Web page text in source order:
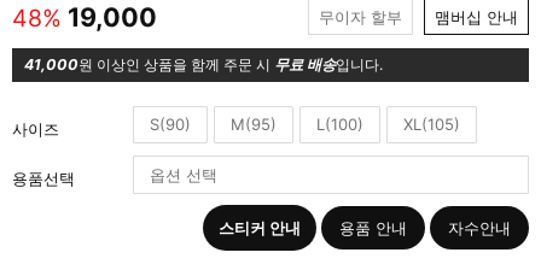
48% 19,000 무이자 할부 맴버십 안내
41,000원 이상인 상품을 함께 주문 시 무료 배송입니다.
사이즈 S(90) M(95) L(100) XL(105)
용품선택
스티커 안내 용품 안내 자수안내